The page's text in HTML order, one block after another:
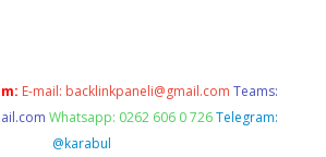
E-mail: backlinkpaneli@gmail.com Teams:
Whatsapp: 0262 606 0 726 Telegram:
@karabul